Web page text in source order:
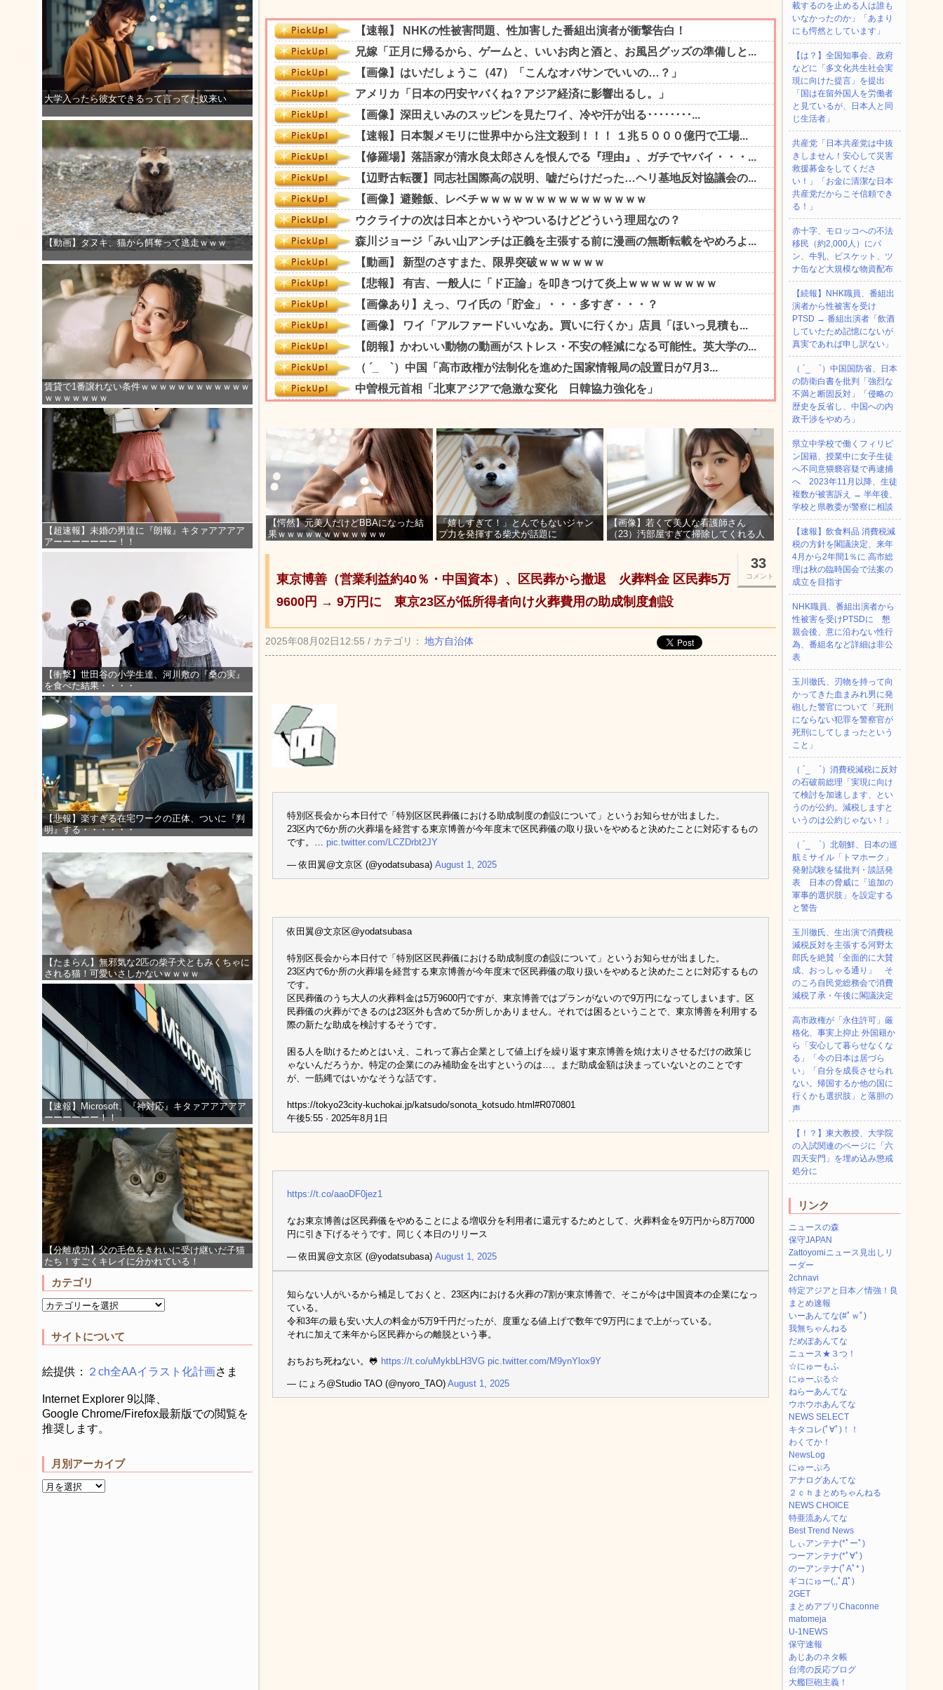
大学入ったら彼女できるって言ってた奴来い
【動画】タヌキ、猫から餌奪って逃走ｗｗｗ
賃貸で1番譲れない条件ｗｗｗｗｗｗｗｗｗｗｗｗ
ｗｗｗｗｗｗｗ
【超速報】未婚の男達に『朗報』キタァアアアア
アーーーーーーー！！
【衝撃】世田谷の小学生達、河川敷の『桑の実』
を食べた結果・・・・
【悲報】楽すぎる在宅ワークの正体、ついに『判
明』する・・・・・・
【たまらん】無邪気な2匹の柴子犬ともみくちゃに
される猫！可愛いさしかないｗｗｗｗ
【速報】Microsoft、『神対応』キタァアアアアア
ーーーーーー！！
【分離成功】父の毛色をきれいに受け継いだ子猫
たち！すごくキレイに分かれている！
カテゴリ
サイトについて
絵提供： ２ch全AAイラスト化計画さま
Internet Explorer 9以降、
Google Chrome/Firefox最新版での閲覧を
推奨します。
月別アーカイブ
【愕然】元美人だけどBBAになった結
果ｗｗｗｗｗｗｗｗｗｗｗｗ
「嬉しすぎて！」とんでもないジャン
プ力を発揮する柴犬が話題に
【画像】若くて美人な看護師さん
（23）汚部屋すぎて掃除してくれる人
33
コメント
東京博善（営業利益約40％・中国資本）、区民葬から撤退 火葬料金 区民葬5万
9600円 → 9万円に 東京23区が低所得者向け火葬費用の助成制度創設
2025年08月02日12:55 / カテゴリ： 地方自治体
特別区長会から本日付で「特別区区民葬儀における助成制度の創設について」というお知らせが出ました。
23区内で6か所の火葬場を経営する東京博善が今年度末で区民葬儀の取り扱いをやめると決めたことに対応するもの
です。… pic.twitter.com/LCZDrbt2JY
— 依田翼@文京区 (@yodatsubasa) August 1, 2025
依田翼@文京区@yodatsubasa
特別区長会から本日付で「特別区区民葬儀における助成制度の創設について」というお知らせが出ました。
23区内で6か所の火葬場を経営する東京博善が今年度末で区民葬儀の取り扱いをやめると決めたことに対応するもの
です。
区民葬儀のうち大人の火葬料金は5万9600円ですが、東京博善ではプランがないので9万円になってしまいます。区
民葬儀の火葬ができるのは23区外も含めて5か所しかありません。それでは困るということで、東京博善を利用する
際の新たな助成を検討するそうです。
困る人を助けるためとはいえ、これって寡占企業として値上げを繰り返す東京博善を焼け太りさせるだけの政策じ
ゃないんだろうか。特定の企業にのみ補助金を出すというのは…。まだ助成金額は決まっていないとのことです
が、一筋縄ではいかなそうな話です。
https://tokyo23city-kuchokai.jp/katsudo/sonota_kotsudo.html#R070801
午後5:55 · 2025年8月1日
https://t.co/aaoDF0jez1
なお東京博善は区民葬儀をやめることによる増収分を利用者に還元するためとして、火葬料金を9万円から8万7000
円に引き下げるそうです。同じく本日のリリース
— 依田翼@文京区 (@yodatsubasa) August 1, 2025
知らない人がいるから補足しておくと、23区内における火葬の7割が東京博善で、そこが今は中国資本の企業になっ
ている。
令和3年の最も安い大人の料金が5万9千円だったが、度重なる値上げで数年で9万円にまで上がっている。
それに加えて来年から区民葬からの離脱という事。
おちおち死ねない。🐸 https://t.co/uMykbLH3VG pic.twitter.com/M9ynYlox9Y
— にょろ@Studio TAO (@nyoro_TAO) August 1, 2025
載するのを止める人は誰も
いなかったのか」「あまり
にも愕然としています」
【は？】全国知事会、政府
などに「多文化共生社会実
現に向けた提言」を提出
「国は在留外国人を労働者
と見ているが、日本人と同
じ生活者」
共産党「日本共産党は中抜
きしません！安心して災害
救援募金をしてくださ
い！」「お金に清潔な日本
共産党だからこそ信頼でき
る！」
赤十字、モロッコへの不法
移民（約2,000人）にパ
ン、牛乳、ビスケット、ツ
ナ缶など大規模な物資配布
【続報】NHK職員、番組出
演者から性被害を受け
PTSD → 番組出演者「飲酒
していたため記憶にないが
真実であれば申し訳ない」
（ ´_ゝ`）中国国防省、日本
の防衛白書を批判「強烈な
不満と断固反対」「侵略の
歴史を反省し、中国への内
政干渉をやめろ」
県立中学校で働くフィリピ
ン国籍、授業中に女子生徒
へ不同意猥褻容疑で再逮捕
へ 2023年11月以降、生徒
複数が被害訴え → 半年後、
学校と県教委が警察に相談
【速報】飲食料品 消費税減
税の方針を閣議決定、来年
4月から2年間1％に 高市総
理は秋の臨時国会で法案の
成立を目指す
NHK職員、番組出演者から
性被害を受けPTSDに 懇
親会後、意に沿わない性行
為、番組名など詳細は非公
表
玉川徹氏、刃物を持って向
かってきた血まみれ男に発
砲した警官について「死刑
にならない犯罪を警察官が
死刑にしてしまったという
こと」
（ ´_ゝ`）消費税減税に反対
の石破前総理「実現に向け
て検討を加速します、とい
うのが公約。減税しますと
いうのは公約じゃない！」
（ ´_ゝ`）北朝鮮、日本の巡
航ミサイル「‌トマホーク」
発射試験を猛批判・談話発
表 日本の脅威に「追加の
軍事的選択肢」を設定する
と警告
玉川徹氏、生出演で消費税
減税反対を主張する河野太
郎氏を絶賛「全面的に大賛
成、おっしゃる通り」 そ
のころ自民党総務会で消費
減税了承・午後に閣議決定
高市政権が「永住許可」厳
格化、事実上抑止 外国籍か
ら「安心して暮らせなくな
る」「今の日本は居づら
い」「自分を成長させられ
ない。帰国するか他の国に
行くかも選択肢」と落胆の
声
【！？】東大教授、大学院
の入試関連のページに「六
四天安門」を埋め込み懲戒
処分に
リンク
ニュースの森
保守JAPAN
Zattoyomiニュース見出しリ
ーダー
2chnavi
特定アジアと日本／情強！良
まとめ速報
いーあんてな(#ﾟｗﾟ)
我無ちゃんねる
だめぽあんてな
ニュース★３つ！
☆にゅーもふ
にゅーぷる☆
ねらーあんてな
ウホウホあんてな
NEWS SELECT
キタコレ(ﾟ∀ﾟ)！！
わくてか！
NewsLog
にゅーぷろ
アナログあんてな
２ｃｈまとめちゃんねる
NEWS CHOICE
特亜流あんてな
Best Trend News
しぃアンテナ(*ﾟーﾟ)
つーアンテナ(*ﾟ∀ﾟ)
のーアンテナ(ﾟAﾟ* )
ギコにゅー(,,ﾟДﾟ)
2GET
まとめアプリChaconne
matomeja
U-1NEWS
保守速報
あじあのネタ帳
台湾の反応ブログ
大艦巨砲主義！